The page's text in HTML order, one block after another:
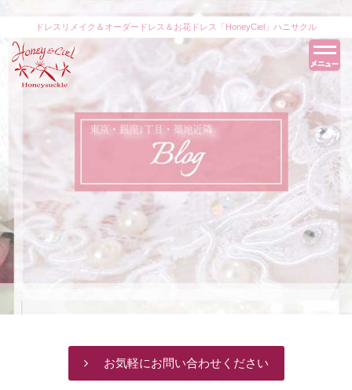
ドレスリメイク＆オーダードレス＆お花ドレス「HoneyCiel」ハニサクル
お気軽にお問い合わせください